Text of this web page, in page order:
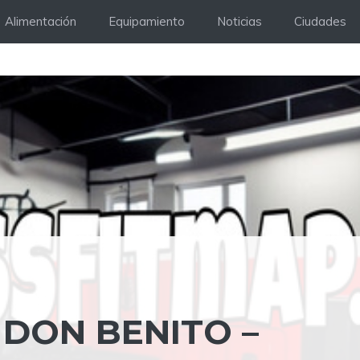
Alimentación Equipamiento Noticias Ciudades
BENITO –